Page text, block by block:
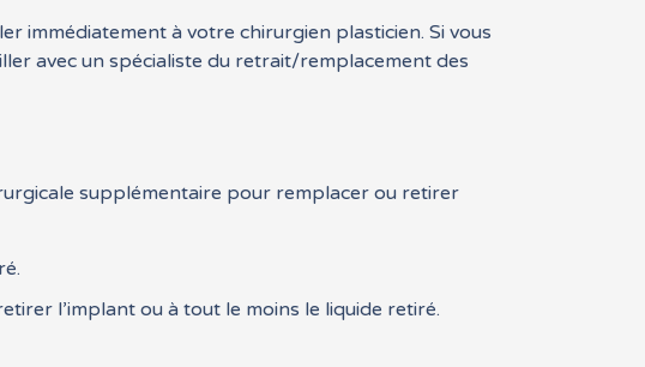
immédiatement à votre chirurgien plasticien. Si vous
avec un spécialiste du retrait/remplacement des
supplémentaire pour remplacer ou retirer
l’implant ou à tout le moins le liquide retiré.